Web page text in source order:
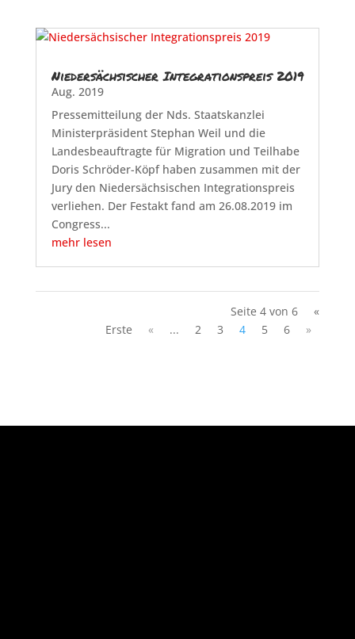
Niedersächsischer Integrationspreis 2019
Aug. 2019
Pressemitteilung der Nds. Staatskanzlei
Ministerpräsident Stephan Weil und die
Landesbeauftragte für Migration und Teilhabe
Doris Schröder-Köpf haben zusammen mit der
Jury den Niedersächsischen Integrationspreis
verliehen. Der Festakt fand am 26.08.2019 im
Congress...
mehr lesen
Seite 4 von 6
«
Erste
« ... 2 3 4 5 6 »